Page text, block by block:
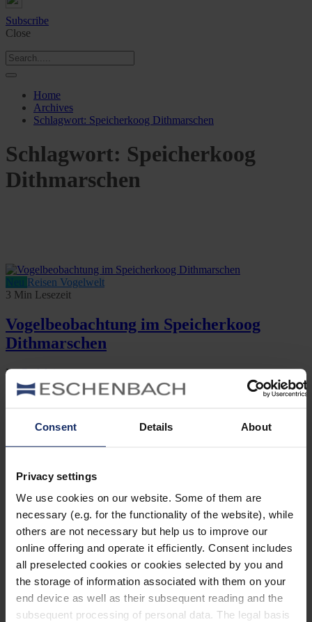
Consent Details About
Privacy settings
We use cookies on our website. Some of them are
necessary (e.g. for the functionality of the website), while
others are not necessary but help us to improve our
online offering and operate it efficiently. Consent includes
all preselected cookies or cookies selected by you and
the storage of information associated with them on your
end device as well as their subsequent reading and the
subsequent processing of personal data. The legal basis
Subscribe
Close
Home
Archives
Schlagwort: Speicherkoog Dithmarschen
Schlagwort: Speicherkoog
Dithmarschen
Reisen Vogelwelt
3 Min Lesezeit
Vogelbeobachtung im Speicherkoog
Dithmarschen
ByRedaktion
September 16, 2025
Jetzt lesen
Kategorien
Neu
Reisen
Vogel der Woche
Vogel des Jahres
Vogelwelt
Neueste Beiträge
Baumfalke: Flugkünstler mit Hose